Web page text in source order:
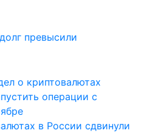
превысили
операции с
в России сдвинули